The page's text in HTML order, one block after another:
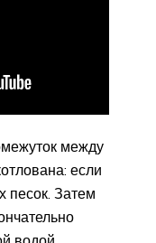
между
если
песок. Затем